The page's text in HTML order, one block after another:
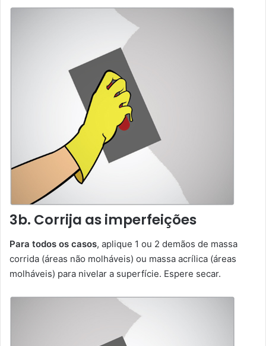
3b. Corrija as imperfeições
Para todos os casos, aplique 1 ou 2 demãos de massa
corrida (áreas não molháveis) ou massa acrílica (áreas
molháveis) para nivelar a superfície. Espere secar.